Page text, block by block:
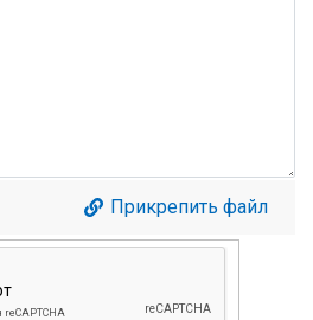
Прикрепить файл